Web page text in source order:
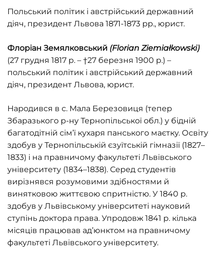
Польський політик і австрійський державний
діяч, президент Львова 1871-1873 рр., юрист.
Флоріан Земялковський (Florian Ziemiałkowski)
(27 грудня 1817 р. – †27 березня 1900 р.) –
польський політик і австрійський державний
діяч, президент Львова, юрист.
Народився в с. Мала Березовиця (тепер
Збаразького р-ну Тернопільської обл.) у бідній
багатодітній сім’ї кухаря панського маєтку. Освіту
здобув у Тернопільській єзуїтській гімназії (1827–
1833) і на правничому факультеті Львівського
університету (1834–1838). Серед студентів
вирізнявся розумовими здібностями й
винятковою життєвою спритністю. У 1840 р.
здобув у Львівському університеті науковий
ступінь доктора права. Упродовж 1841 р. кілька
місяців працював ад’юнктом на правничому
факультеті Львівського університету.